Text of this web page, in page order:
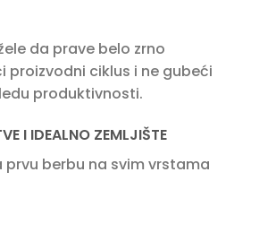
da prave belo zrno
proizvodni ciklus i ne gubeći
produktivnosti.
I IDEALNO ZEMLJIŠTE
prvu berbu na svim vrstama